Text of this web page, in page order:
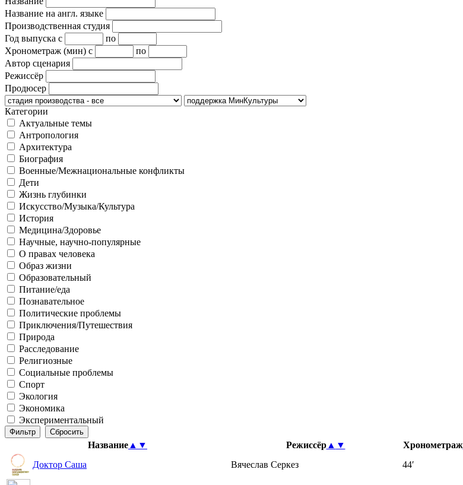
Название на англ. языке
Производственная студия
Год выпуска с
по
Хронометраж (мин) с
по
Автор сценария
Режиссёр
Продюсер
Категории
Актуальные темы
Антропология
Архитектура
Биография
Военные/Межнациональные конфликты
Дети
Жизнь глубинки
Искусство/Музыка/Культура
История
Медицина/Здоровье
Научные, научно-популярные
О правах человека
Образ жизни
Образовательный
Питание/еда
Познавательное
Политические проблемы
Приключения/Путешествия
Природа
Расследование
Религиозные
Социальные проблемы
Спорт
Экология
Экономика
Экспериментальный
Название ▲ ▼ Режиссёр▲ ▼ Хронометраж
Доктор Саша
Вячеслав Серкез 44′